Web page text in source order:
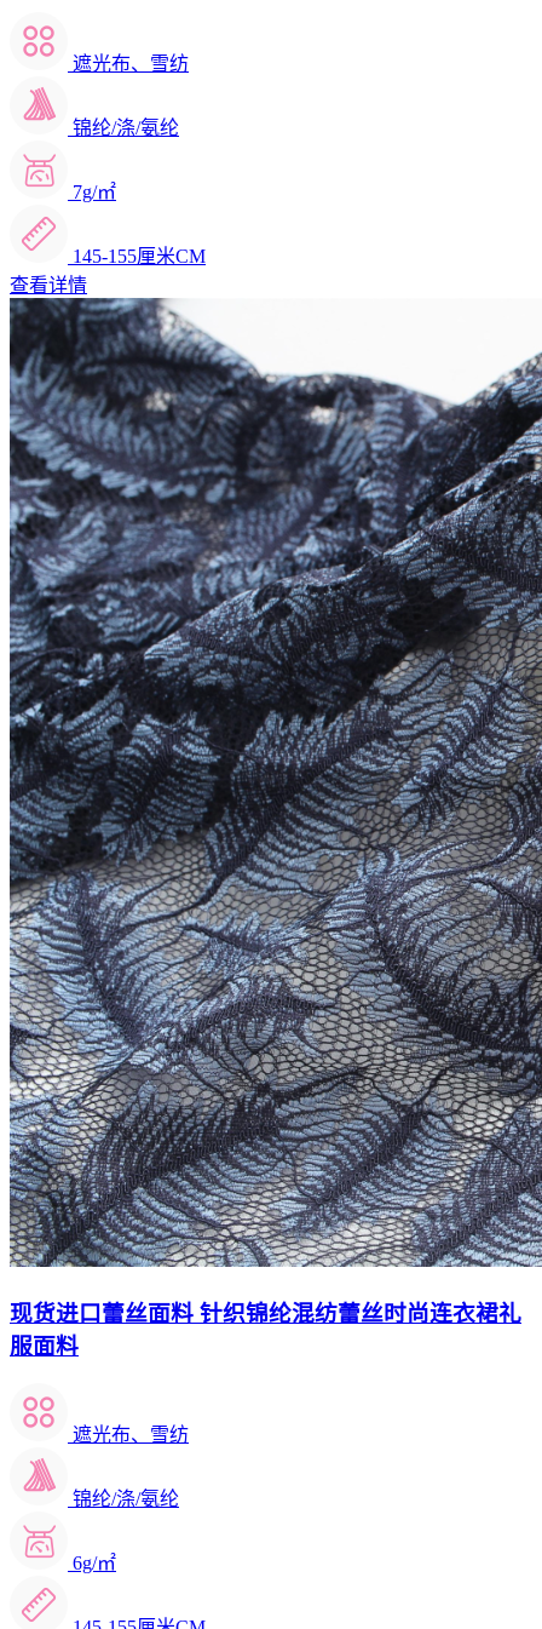
遮光布、雪纺
锦纶/涤/氨纶
7g/㎡
145-155厘米CM
查看详情
现货进口蕾丝面料 针织锦纶混纺蕾丝时尚连衣裙礼
服面料
遮光布、雪纺
锦纶/涤/氨纶
6g/㎡